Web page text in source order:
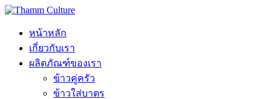
หน้าหลัก
เกี่ยวกับเรา
ผลิตภัณฑ์ของเรา
ข้าวคู่ครัว
ข้าวใส่บาตร